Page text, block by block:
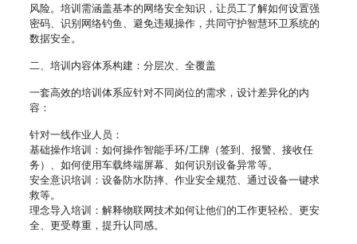
风险。培训需涵盖基本的网络安全知识，让员工了解如何设置强
密码、识别网络钓鱼、避免违规操作，共同守护智慧环卫系统的
数据安全。
二、培训内容体系构建：分层次、全覆盖
一套高效的培训体系应针对不同岗位的需求，设计差异化的内
容：
针对一线作业人员：
基础操作培训：如何操作智能手环/工牌（签到、报警、接收任
务）、如何使用车载终端屏幕、如何识别设备异常等。
安全意识培训：设备防水防摔、作业安全规范、通过设备一键求
救等。
理念导入培训：解释物联网技术如何让他们的工作更轻松、更安
全、更受尊重，提升认同感。